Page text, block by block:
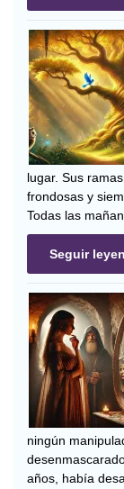
lugar. Sus
frondosas y
Todas las
Seguir
ningún
años, había